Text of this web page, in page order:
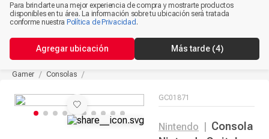
Para brindarte una mejor experiencia de compra y mostrarte productos
disponibles en tu área. La información sobre tu ubicación será tratada
conforme nuestra Política de Privacidad .
Agregar ubicación Más tarde (3)
Gamer Consolas
GC01871
Nintendo
Consola